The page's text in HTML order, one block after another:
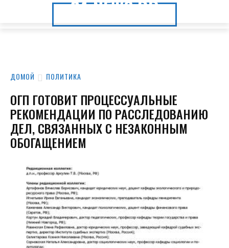
24.NEWS.DP
24.NEWS.DP
ДОМОЙ ПОЛИТИКА
ОГП ГОТОВИТ ПРОЦЕССУАЛЬНЫЕ
РЕКОМЕНДАЦИИ ПО РАССЛЕДОВАНИЮ
ДЕЛ, СВЯЗАННЫХ С НЕЗАКОННЫМ
ОБОГАЩЕНИЕМ